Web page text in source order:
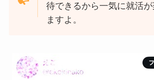
待できるから一気に就活が
ますよ。